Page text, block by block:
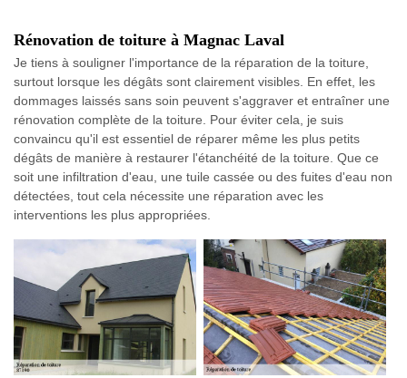
Rénovation de toiture à Magnac Laval
Je tiens à souligner l'importance de la réparation de la toiture,
surtout lorsque les dégâts sont clairement visibles. En effet, les
dommages laissés sans soin peuvent s'aggraver et entraîner une
rénovation complète de la toiture. Pour éviter cela, je suis
convaincu qu'il est essentiel de réparer même les plus petits
dégâts de manière à restaurer l'étanchéité de la toiture. Que ce
soit une infiltration d'eau, une tuile cassée ou des fuites d'eau non
détectées, tout cela nécessite une réparation avec les
interventions les plus appropriées.